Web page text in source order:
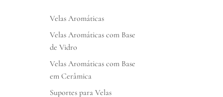
Velas Aromáticas
Velas Aromáticas com Base
de Vidro
Velas Aromáticas com Base
em Cerâmica
Suportes para Velas